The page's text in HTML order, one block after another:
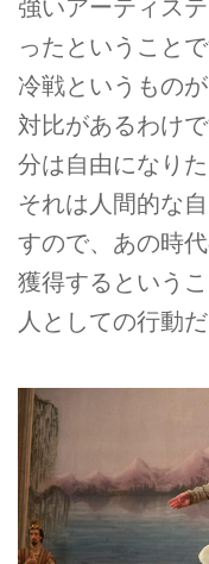
強いアーティス
ったということ
冷戦というもの
対比があるわけ
分は自由になり
それは人間的な
すので、あの時
獲得するという
人としての行動